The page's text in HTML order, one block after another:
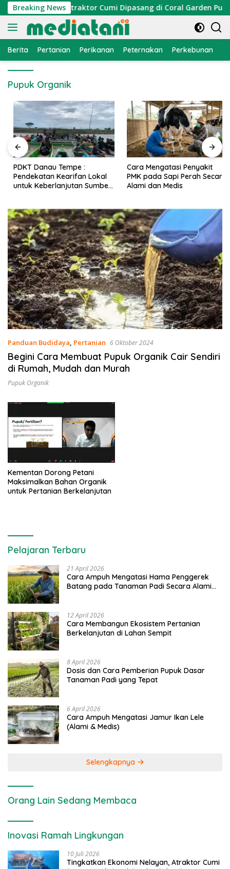
Langsung
ke
konten
Breaking News
Nelayan, Atraktor Cumi Dipasang di Coral Garden Pulau
Berita Pertanian Perikanan Peternakan Perkebunan
Pupuk Organik
PDKT Danau Tempe :
Pendekatan Kearifan Lokal
untuk Keberlanjutan Sumber
Cara Mengatasi Penyakit
PMK pada Sapi Perah Secara
Alami dan Medis
Panduan Budidaya, Pertanian 6 Oktober 2024
Begini Cara Membuat Pupuk Organik Cair Sendiri
di Rumah, Mudah dan Murah
Pupuk Organik
Kementan Dorong Petani
Maksimalkan Bahan Organik
untuk Pertanian Berkelanjutan
Pelajaran Terbaru
21 April 2026
Cara Ampuh Mengatasi Hama Penggerek
Batang pada Tanaman Padi Secara Alami
12 April 2026
Cara Membangun Ekosistem Pertanian
Berkelanjutan di Lahan Sempit
8 April 2026
Dosis dan Cara Pemberian Pupuk Dasar
Tanaman Padi yang Tepat
6 April 2026
Cara Ampuh Mengatasi Jamur Ikan Lele
(Alami & Medis)
Selengkapnya
Orang Lain Sedang Membaca
Inovasi Ramah Lingkungan
10 Juli 2026
Tingkatkan Ekonomi Nelayan, Atraktor Cumi